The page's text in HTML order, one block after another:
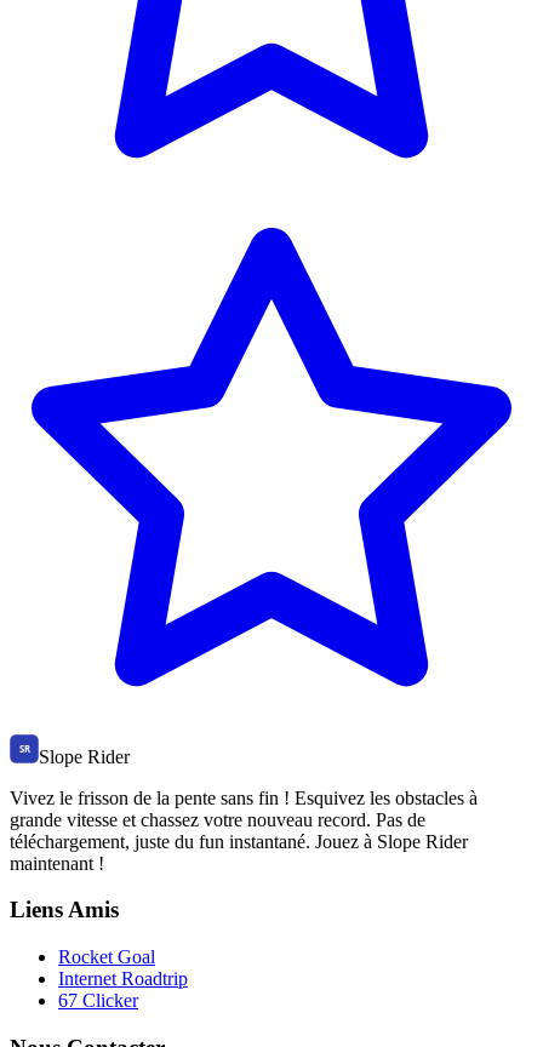
Slope Rider
Vivez le frisson de la pente sans fin ! Esquivez les obstacles à
grande vitesse et chassez votre nouveau record. Pas de
téléchargement, juste du fun instantané. Jouez à Slope Rider
maintenant !
Liens Amis
Rocket Goal
Internet Roadtrip
67 Clicker